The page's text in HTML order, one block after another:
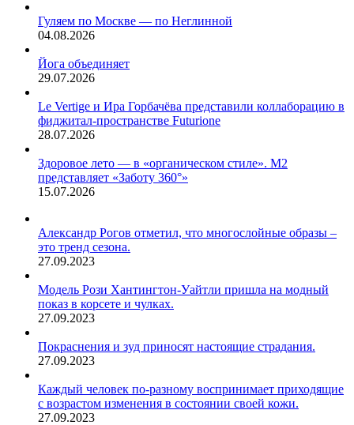
Гуляем по Москве — по Неглинной
04.08.2026
Йога объединяет
29.07.2026
Le Vertige и Ира Горбачёва представили коллаборацию в
фиджитал-пространстве Futurione
28.07.2026
Здоровое лето — в «органическом стиле». М2
представляет «Заботу 360°»
15.07.2026
Александр Рогов отметил, что многослойные образы –
это тренд сезона.
27.09.2023
Модель Рози Хантингтон-Уайтли пришла на модный
показ в корсете и чулках.
27.09.2023
Покраснения и зуд приносят настоящие страдания.
27.09.2023
Каждый человек по-разному воспринимает приходящие
с возрастом изменения в состоянии своей кожи.
27.09.2023